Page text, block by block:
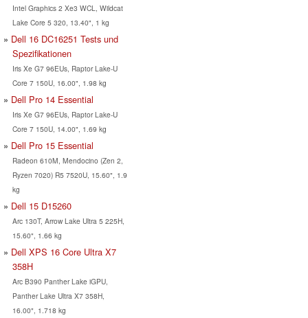
Intel Graphics 2 Xe3 WCL, Wildcat
Lake Core 5 320, 13.40", 1 kg
Dell 16 DC16251 Tests und
Spezifikationen
Iris Xe G7 96EUs, Raptor Lake-U
Core 7 150U, 16.00", 1.98 kg
Dell Pro 14 Essential
Iris Xe G7 96EUs, Raptor Lake-U
Core 7 150U, 14.00", 1.69 kg
Dell Pro 15 Essential
Radeon 610M, Mendocino (Zen 2,
Ryzen 7020) R5 7520U, 15.60", 1.9
kg
Dell 15 D15260
Arc 130T, Arrow Lake Ultra 5 225H,
15.60", 1.66 kg
Dell XPS 16 Core Ultra X7
358H
Arc B390 Panther Lake iGPU,
Panther Lake Ultra X7 358H,
16.00", 1.718 kg